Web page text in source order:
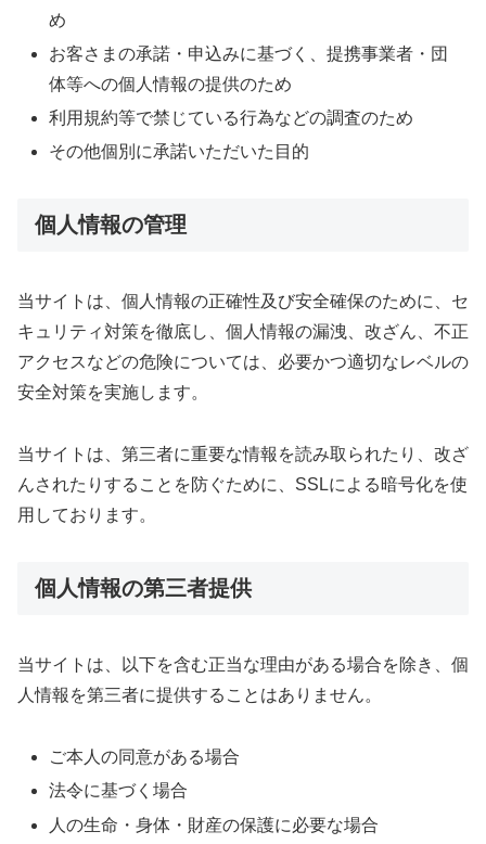
め
お客さまの承諾・申込みに基づく、提携事業者・団
体等への個人情報の提供のため
利用規約等で禁じている行為などの調査のため
その他個別に承諾いただいた目的
個人情報の管理
当サイトは、個人情報の正確性及び安全確保のために、セ
キュリティ対策を徹底し、個人情報の漏洩、改ざん、不正
アクセスなどの危険については、必要かつ適切なレベルの
安全対策を実施します。
当サイトは、第三者に重要な情報を読み取られたり、改ざ
んされたりすることを防ぐために、SSLによる暗号化を使
用しております。
個人情報の第三者提供
当サイトは、以下を含む正当な理由がある場合を除き、個
人情報を第三者に提供することはありません。
ご本人の同意がある場合
法令に基づく場合
人の生命・身体・財産の保護に必要な場合